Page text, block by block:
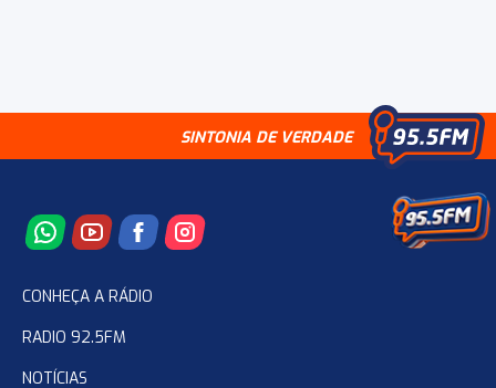
SINTONIA DE VERDADE
CONHEÇA A RÁDIO
RADIO 92.5FM
NOTÍCIAS